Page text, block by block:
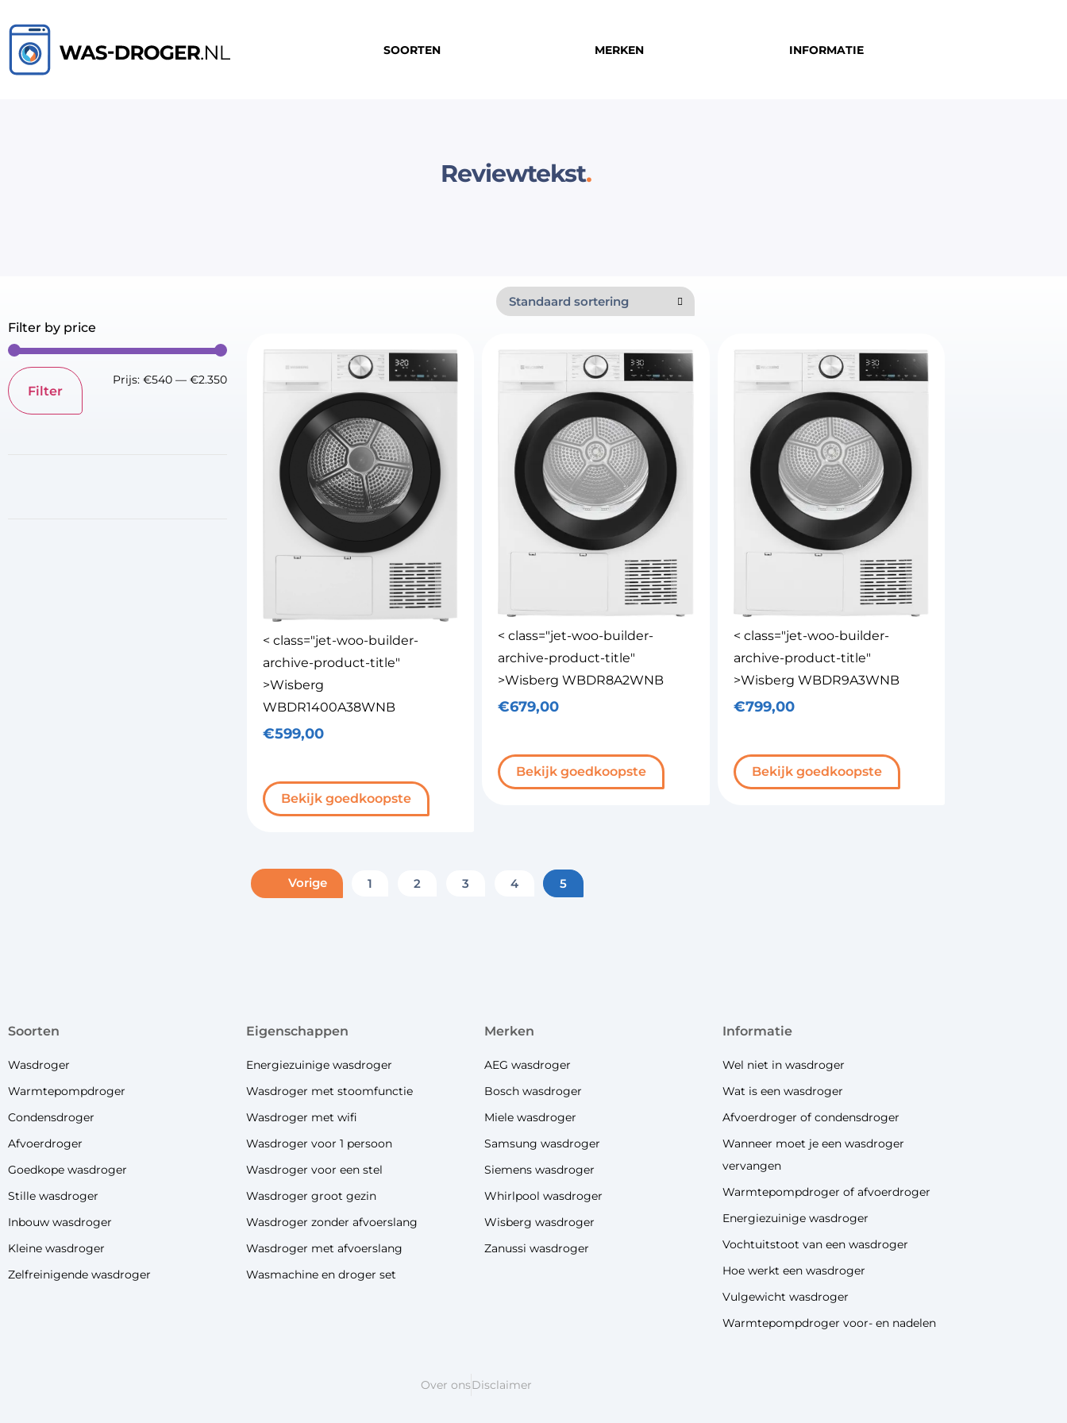
SOORTEN MERKEN INFORMATIE
Reviewtekst
Filter by price
Filter
Prijs: €540— €2.350
< class="jet-woo-builder-
archive-product-title"
>Wisberg
WBDR1400A38WNB
€599,00
Bekijk goedkoopste
< class="jet-woo-builder-
archive-product-title"
>Wisberg WBDR8A2WNB
€679,00
Bekijk goedkoopste
< class="jet-woo-builder-
archive-product-title"
>Wisberg WBDR9A3WNB
€799,00
Bekijk goedkoopste
Vorige 1 2 3 4 5
soorten
Wasdroger
Warmtepompdroger
Condensdroger
Afvoerdroger
Goedkope wasdroger
Stille wasdroger
Inbouw wasdroger
Kleine wasdroger
Zelfreinigende wasdroger
eigenschappen
Energiezuinige wasdroger
Wasdroger met stoomfunctie
Wasdroger met wifi
Wasdroger voor 1 persoon
Wasdroger voor een stel
Wasdroger groot gezin
Wasdroger zonder afvoerslang
Wasdroger met afvoerslang
Wasmachine en droger set
merken
AEG wasdroger
Bosch wasdroger
Miele wasdroger
Samsung wasdroger
Siemens wasdroger
Whirlpool wasdroger
Wisberg wasdroger
Zanussi wasdroger
informatie
Wel niet in wasdroger
Wat is een wasdroger
Afvoerdroger of condensdroger
Wanneer moet je een wasdroger
vervangen
Warmtepompdroger of afvoerdroger
Energiezuinige wasdroger
Vochtuitstoot van een wasdroger
Hoe werkt een wasdroger
Vulgewicht wasdroger
Warmtepompdroger voor- en nadelen
Over onsDisclaimer